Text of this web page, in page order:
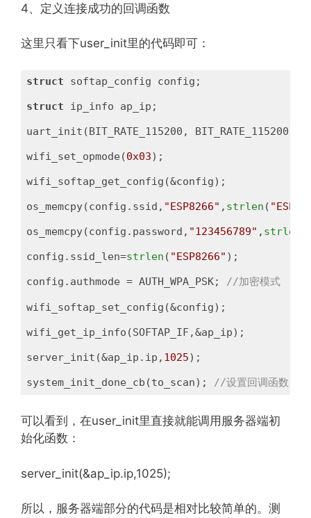
4、定义连接成功的回调函数
这里只看下user_init里的代码即可：
struct softap_config config;
struct ip_info ap_ip;
uart_init(BIT_RATE_115200, BIT_RATE_115200);
wifi_set_opmode(0x03);
wifi_softap_get_config(&config);
os_memcpy(config.ssid, "ESP8266" , strlen (
os_memcpy(config.password, "123456789" , strlen
config.ssid_len=strlen ( "ESP8266" );
config.authmode = AUTH_WPA_PSK; //加密模式
wifi_softap_set_config(&config);
wifi_get_ip_info(SOFTAP_IF,&ap_ip);
server_init(&ap_ip.ip, 1025);
system_init_done_cb(to_scan); //设置回调函数
可以看到，在user_init里直接就能调用服务器端初
始化函数：
server_init(&ap_ip.ip,1025);
所以，服务器端部分的代码是相对比较简单的。测